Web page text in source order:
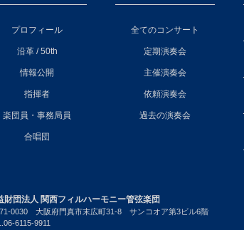
プロフィール
沿革 / 50th
情報公開
指揮者
楽団員・事務局員
合唱団
全てのコンサート
定期演奏会
主催演奏会
依頼演奏会
過去の演奏会
財団法人 関西フィルハーモニー管弦楽団
0030 大阪府門真市末広町31-8 サンコオア第3ビル6階
6115-9911